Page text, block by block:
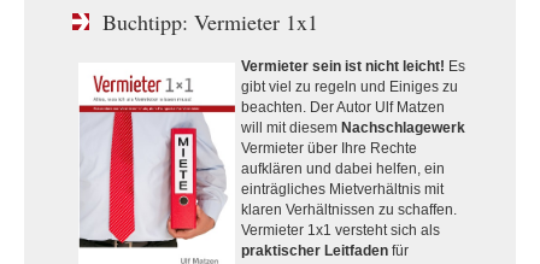
Buchtipp: Vermieter 1x1
Vermieter sein ist nicht leicht! Es
gibt viel zu regeln und Einiges zu
beachten. Der Autor Ulf Matzen
will mit diesem Nachschlagewerk
Vermieter über Ihre Rechte
aufklären und dabei helfen, ein
einträgliches Mietverhältnis mit
klaren Verhältnissen zu schaffen.
Vermieter 1x1 versteht sich als
praktischer Leitfaden für